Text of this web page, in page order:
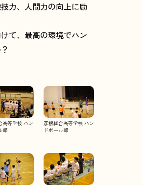
力、人間力の向上に励
て、最高の環境でハン
高等学校ハン
部
彦根総合高等学校 ハン
ドボール部